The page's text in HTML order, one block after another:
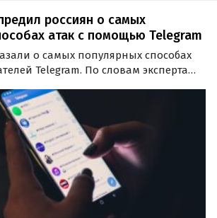
россиян о самых
атак с помощью Telegram
о самых популярных способах
Telegram. По словам эксперта
Солар» Александра
— это основной способ кражи